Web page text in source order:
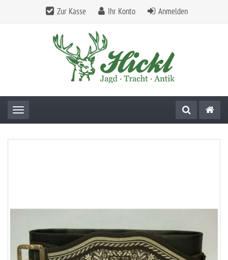
Zur Kasse Ihr Konto Anmelden
Toggle navigation